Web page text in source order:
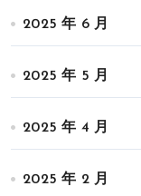
2025 年 6 月
2025 年 5 月
2025 年 4 月
2025 年 2 月